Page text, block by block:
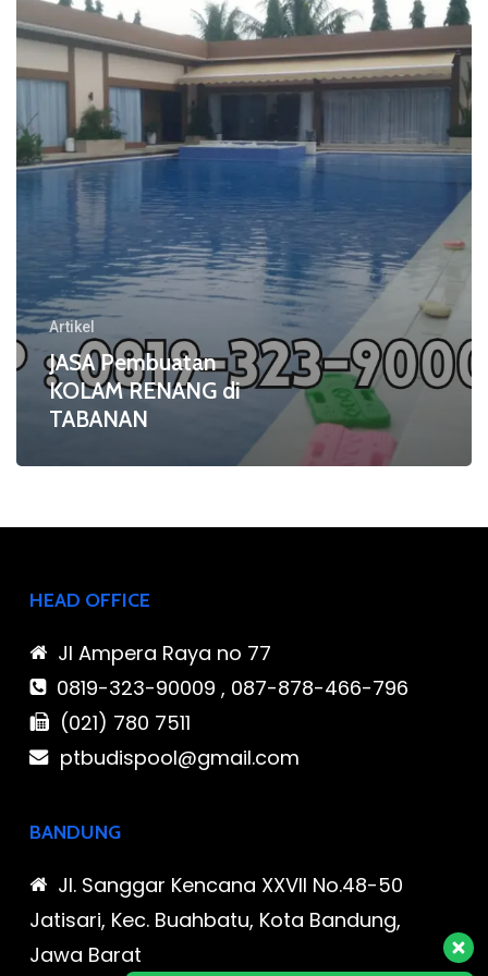
di
TABANAN
Artikel
JASA Pembuatan
KOLAM RENANG di
TABANAN
HEAD OFFICE
Jl Ampera Raya no 77
0819-323-90009 , 087-878-466-796
(021) 780 7511
ptbudispool@gmail.com
BANDUNG
Jl. Sanggar Kencana XXVII No.48-50
Jatisari, Kec. Buahbatu, Kota Bandung,
Jawa Barat